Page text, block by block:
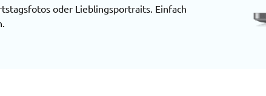
oder Lieblingsportraits. Einfach